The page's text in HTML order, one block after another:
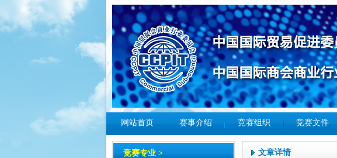
网站首页 赛事介绍 竞赛组织 竞赛文件
竞赛专业 > 文章详情